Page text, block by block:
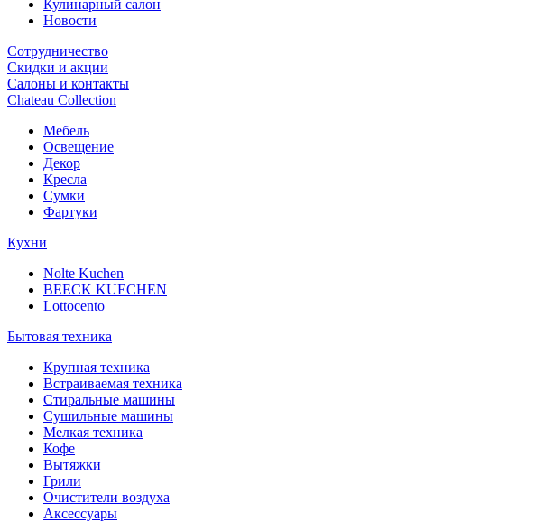
Кулинарный салон
Новости
Сотрудничество
Скидки и акции
Салоны и контакты
Chateau Collection
Мебель
Освещение
Декор
Кресла
Сумки
Фартуки
Кухни
Nolte Kuchen
BEECK KUECHEN
Lottocento
Бытовая техника
Крупная техника
Встраиваемая техника
Стиральные машины
Сушильные машины
Мелкая техника
Кофе
Вытяжки
Грили
Очистители воздуха
Аксессуары